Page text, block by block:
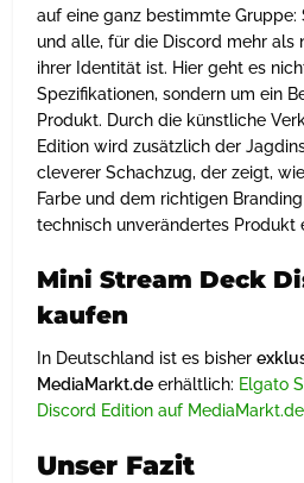
auf eine ganz bestimmte Gruppe:
und alle, für die Discord mehr als
ihrer Identität ist. Hier geht es
Spezifikationen, sondern um ein
Produkt. Durch die künstliche
Edition wird zusätzlich der
cleverer Schachzug, der zeigt,
Farbe und dem richtigen
technisch unverändertes Produkt
Mini Stream Deck
kaufen
In Deutschland ist es bisher
MediaMarkt.de erhältlich: Elgato
Discord Edition auf
Unser Fazit